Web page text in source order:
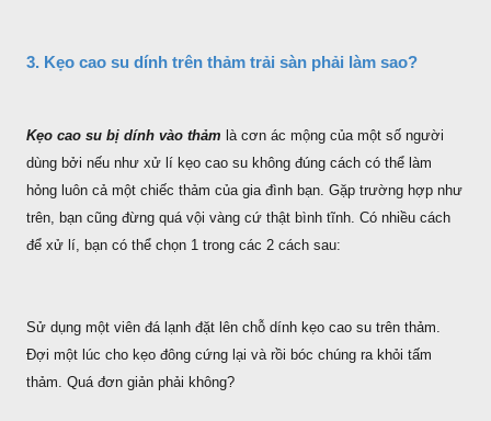
3. Kẹo cao su dính trên thảm trải sàn phải làm sao?
Kẹo cao su bị dính vào thảm là cơn ác mộng của một số người
dùng bởi nếu như xử lí kẹo cao su không đúng cách có thể làm
hỏng luôn cả một chiếc thảm của gia đình bạn. Gặp trường hợp như
trên, bạn cũng đừng quá vội vàng cứ thật bình tĩnh. Có nhiều cách
để xử lí, bạn có thể chọn 1 trong các 2 cách sau:
Sử dụng một viên đá lạnh đặt lên chỗ dính kẹo cao su trên thảm.
Đợi một lúc cho kẹo đông cứng lại và rồi bóc chúng ra khỏi tấm
thảm. Quá đơn giản phải không?